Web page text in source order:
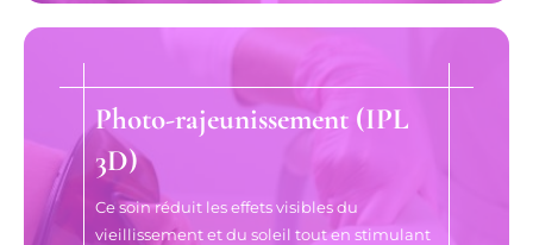
Photo-rajeunissement (IPL
3D)
Ce soin réduit les effets visibles du
vieillissement et du soleil tout en stimulant